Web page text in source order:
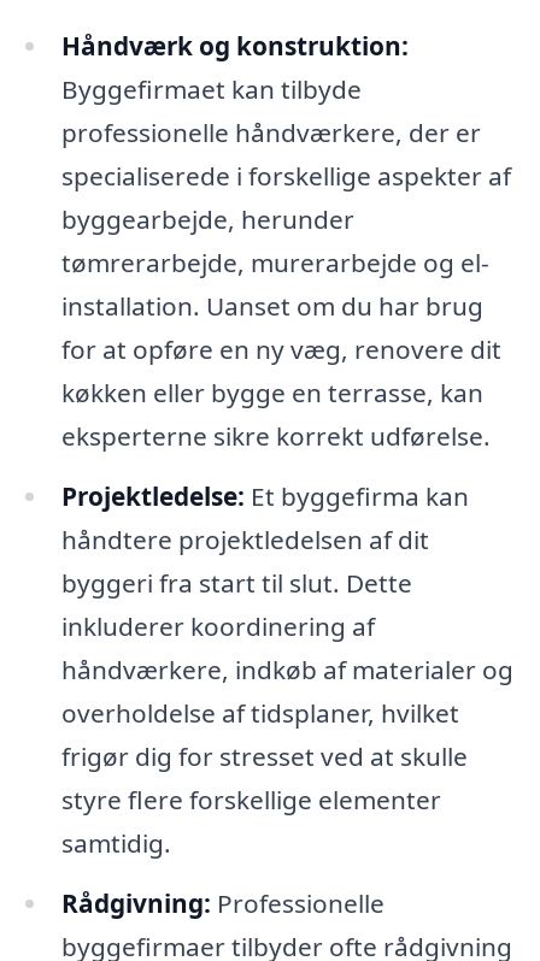
Håndværk og konstruktion:
Byggefirmaet kan tilbyde
professionelle håndværkere, der er
specialiserede i forskellige aspekter af
byggearbejde, herunder
tømrerarbejde, murerarbejde og el-
installation. Uanset om du har brug
for at opføre en ny væg, renovere dit
køkken eller bygge en terrasse, kan
eksperterne sikre korrekt udførelse.
Projektledelse: Et byggefirma kan
håndtere projektledelsen af dit
byggeri fra start til slut. Dette
inkluderer koordinering af
håndværkere, indkøb af materialer og
overholdelse af tidsplaner, hvilket
frigør dig for stresset ved at skulle
styre flere forskellige elementer
samtidig.
Rådgivning: Professionelle
byggefirmaer tilbyder ofte rådgivning